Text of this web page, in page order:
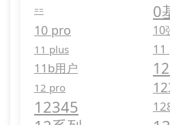
== 0
10 pro 10
11 plus
11
11b用户
12 pro
12345